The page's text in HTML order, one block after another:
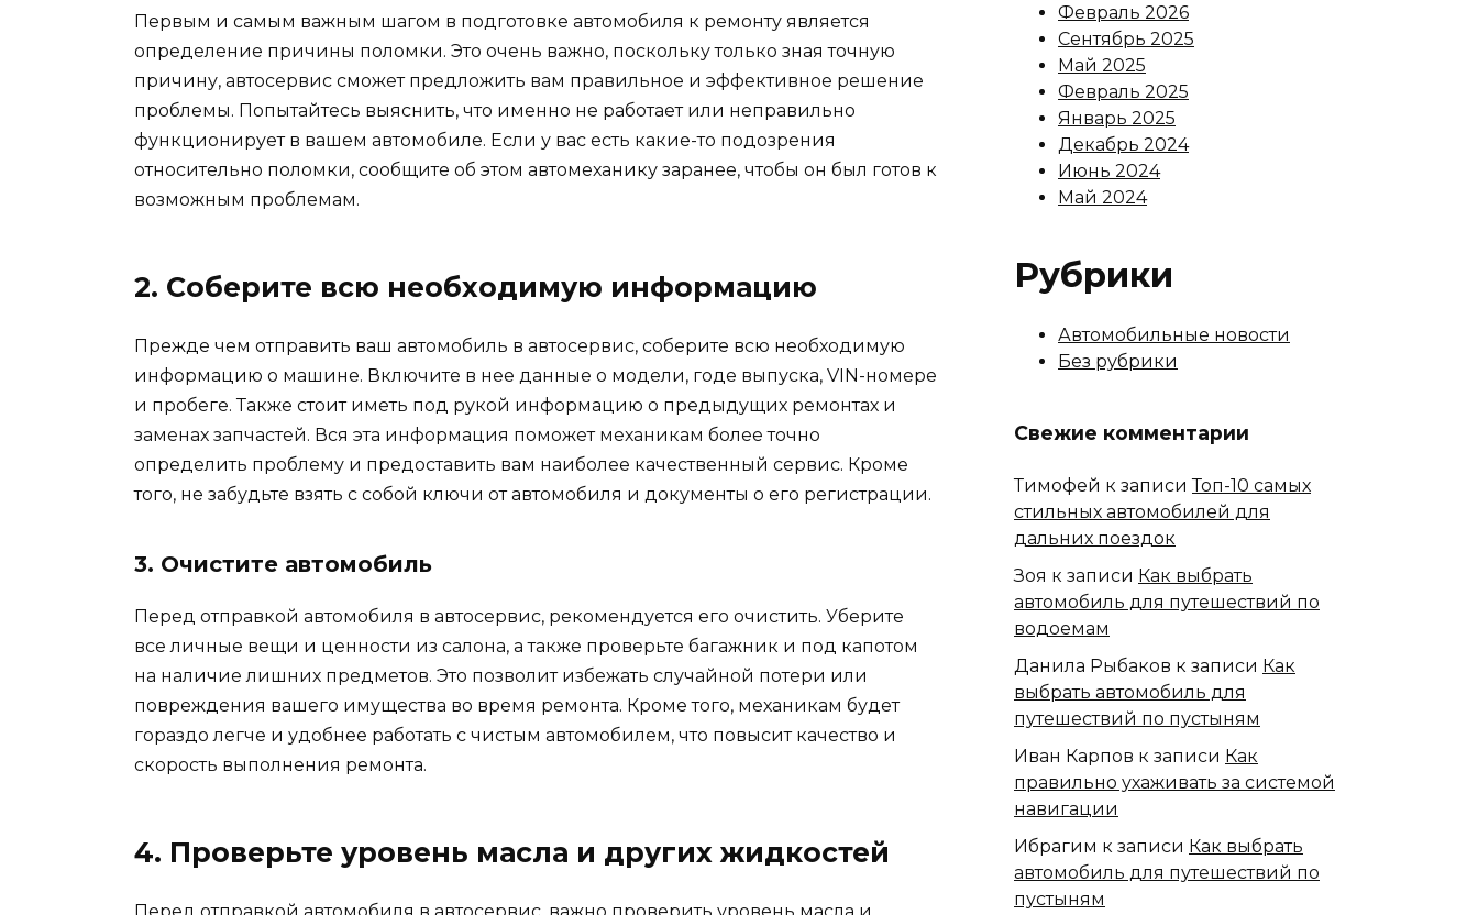
Первым и самым важным шагом в подготовке автомобиля к ремонту является
определение причины поломки. Это очень важно, поскольку только зная точную
причину, автосервис сможет предложить вам правильное и эффективное решение
проблемы. Попытайтесь выяснить, что именно не работает или неправильно
функционирует в вашем автомобиле. Если у вас есть какие-то подозрения
относительно поломки, сообщите об этом автомеханику заранее, чтобы он был готов к
возможным проблемам.
2. Соберите всю необходимую информацию
Прежде чем отправить ваш автомобиль в автосервис, соберите всю необходимую
информацию о машине. Включите в нее данные о модели, годе выпуска, VIN-номере
и пробеге. Также стоит иметь под рукой информацию о предыдущих ремонтах и
заменах запчастей. Вся эта информация поможет механикам более точно
определить проблему и предоставить вам наиболее качественный сервис. Кроме
того, не забудьте взять с собой ключи от автомобиля и документы о его регистрации.
3. Очистите автомобиль
Перед отправкой автомобиля в автосервис, рекомендуется его очистить. Уберите
все личные вещи и ценности из салона, а также проверьте багажник и под капотом
на наличие лишних предметов. Это позволит избежать случайной потери или
повреждения вашего имущества во время ремонта. Кроме того, механикам будет
гораздо легче и удобнее работать с чистым автомобилем, что повысит качество и
скорость выполнения ремонта.
4. Проверьте уровень масла и других жидкостей
Перед отправкой автомобиля в автосервис, важно проверить уровень масла и
Февраль 2026
Сентябрь 2025
Май 2025
Февраль 2025
Январь 2025
Декабрь 2024
Июнь 2024
Май 2024
Рубрики
Автомобильные новости
Без рубрики
Свежие комментарии
Тимофей к записиТоп-10 самых
стильных автомобилей для
дальних поездок
Зоя к записи Как выбрать
автомобиль для путешествий по
водоемам
Данила Рыбаков к записи Как
выбрать автомобиль для
путешествий по пустыням
Иван Карпов к записи Как
правильно ухаживать за системой
навигации
Ибрагим к записи Как выбрать
автомобиль для путешествий по
пустыням